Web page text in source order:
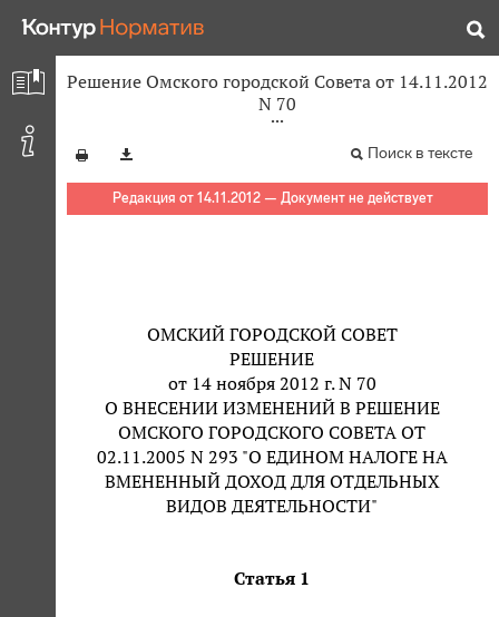
Решение Омского городской Совета от 14.11.2012
N 70
Поиск в тексте
Редакция от 14.11.2012 — Документ не действует
ОМСКИЙ ГОРОДСКОЙ СОВЕТ
РЕШЕНИЕ
от 14 ноября 2012 г. N 70
О ВНЕСЕНИИ ИЗМЕНЕНИЙ В РЕШЕНИЕ
ОМСКОГО ГОРОДСКОГО СОВЕТА ОТ
02.11.2005 N 293 "О ЕДИНОМ НАЛОГЕ НА
ВМЕНЕННЫЙ ДОХОД ДЛЯ ОТДЕЛЬНЫХ
ВИДОВ ДЕЯТЕЛЬНОСТИ"
Статья 1